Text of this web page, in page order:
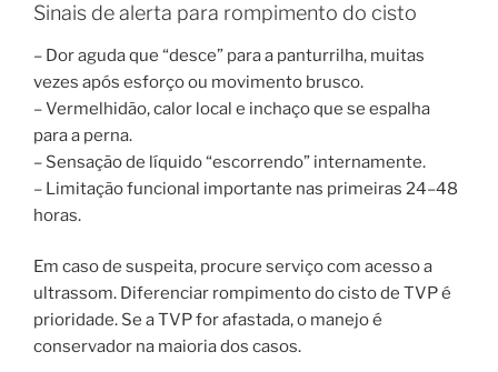
Sinais de alerta para rompimento do cisto
– Dor aguda que “desce” para a panturrilha, muitas
vezes após esforço ou movimento brusco.
– Vermelhidão, calor local e inchaço que se espalha
para a perna.
– Sensação de líquido “escorrendo” internamente.
– Limitação funcional importante nas primeiras 24–48
horas.
Em caso de suspeita, procure serviço com acesso a
ultrassom. Diferenciar rompimento do cisto de TVP é
prioridade. Se a TVP for afastada, o manejo é
conservador na maioria dos casos.